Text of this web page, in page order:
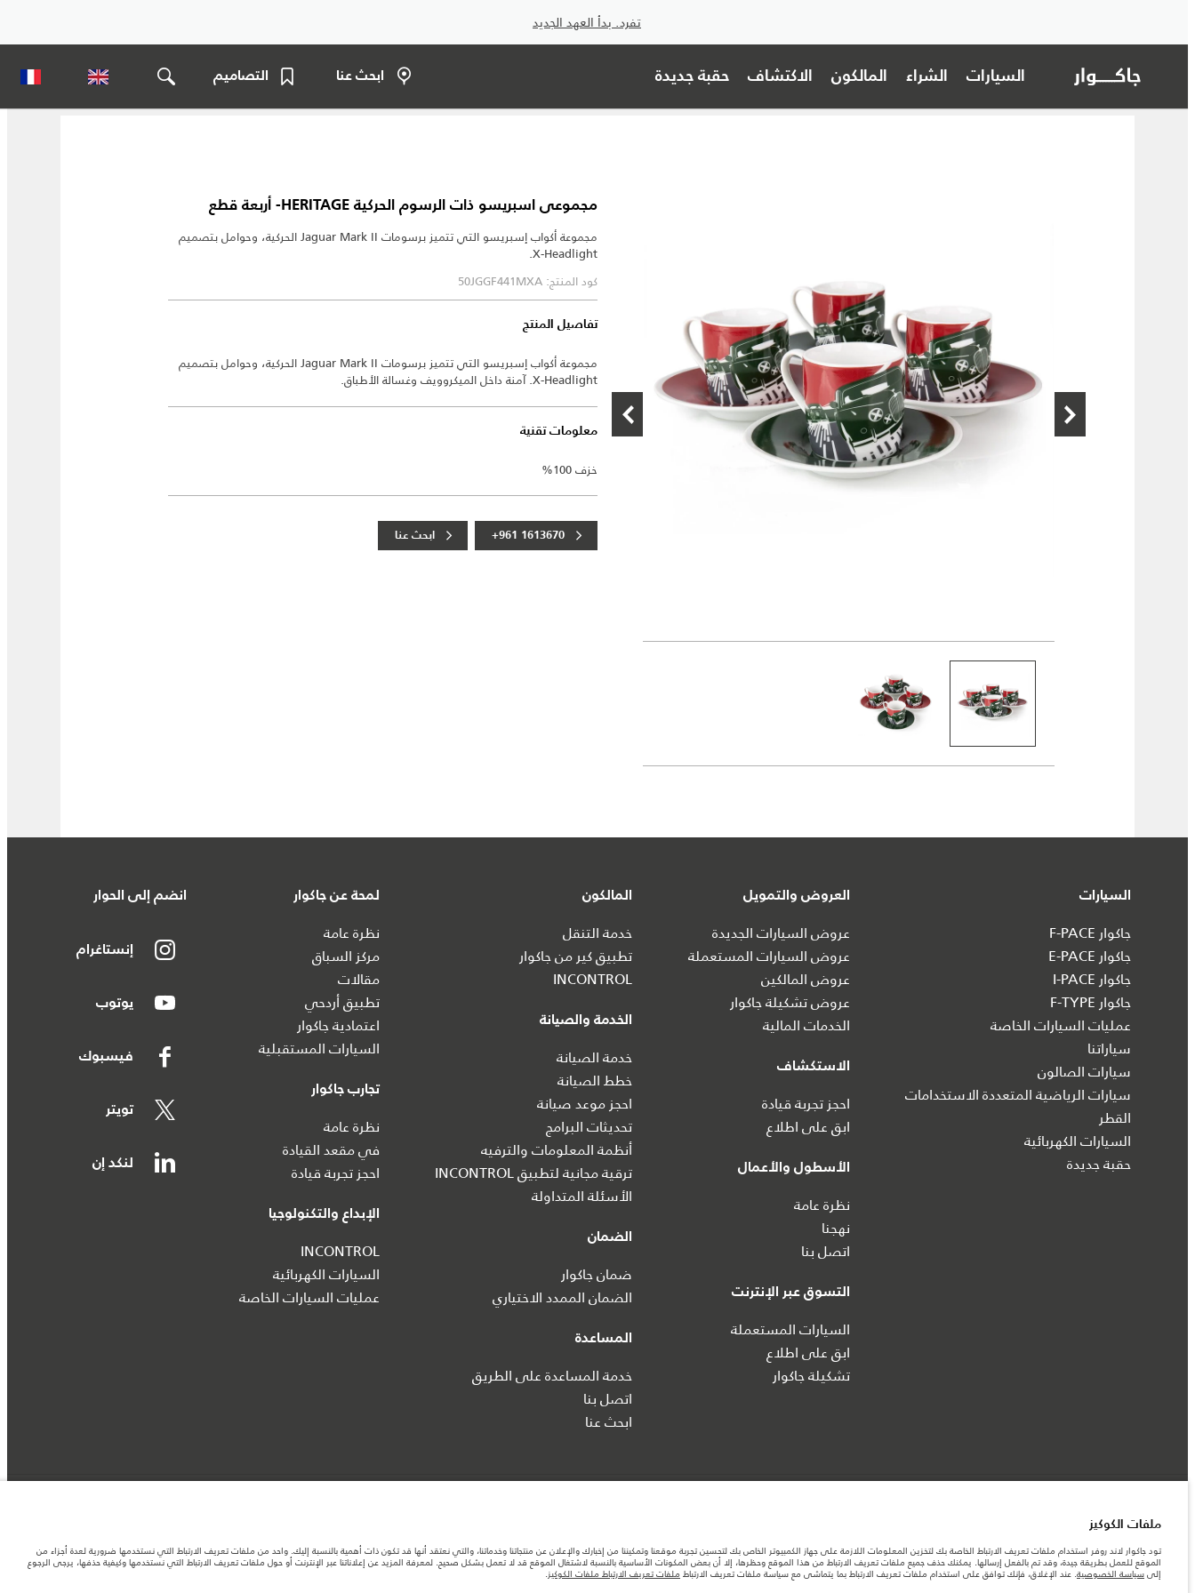
تفرد. بدأ العهد الجديد
السيارات الشراء المالكون الاكتشاف حقبة جديدة ابحث عنا التصاميم
مجموعى اسبريسو ذات الرسوم الحركية HERITAGE- أربعة قطع
مجموعة أكواب إسبريسو التي تتميز برسومات Jaguar Mark II الحركية، وحوامل بتصميم
X-Headlight.
كود المنتج: 50JGGF441MXA
تفاصيل المنتج
مجموعة أكواب إسبريسو التي تتميز برسومات Jaguar Mark II الحركية، وحوامل بتصميم
X-Headlight. آمنة داخل الميكروويف وغسالة الأطباق.
معلومات تقنية
خزف 100%
+961 1613670 ابحث عنا
السيارات
جاكوار F-PACE
جاكوار E-PACE
جاكوار I‑PACE
جاكوار F-TYPE
عمليات السيارات الخاصة
سياراتنا
سيارات الصالون
سيارات الرياضية المتعددة الاستخدامات
القطر
السيارات الكهربائية
حقبة جديدة
العروض والتمويل
عروض السيارات الجديدة
عروض السيارات المستعملة
عروض المالكين
عروض تشكيلة جاكوار
الخدمات المالية
الاستكشاف
احجز تجربة قيادة
ابق على اطلاع
الأسطول والأعمال
نظرة عامة
نهجنا
اتصل بنا
التسوق عبر الإنترنت
السيارات المستعملة
ابق على اطلاع
تشكيلة جاكوار
المالكون
خدمة التنقل
تطبيق كير من جاكوار
INCONTROL
الخدمة والصيانة
خدمة الصيانة
خطط الصيانة
احجز موعد صيانة
تحديثات البرامج
أنظمة المعلومات والترفيه
ترقية مجانية لتطبيق INCONTROL
الأسئلة المتداولة
الضمان
ضمان جاكوار
الضمان الممدد الاختياري
المساعدة
خدمة المساعدة على الطريق
اتصل بنا
ابحث عنا
لمحة عن جاكوار
نظرة عامة
مركز السباق
مقالات
تطبيق أردحي
اعتمادية جاكوار
السيارات المستقبلية
تجارب جاكوار
نظرة عامة
في مقعد القيادة
احجز تجربة قيادة
الإبداع والتكنولوجيا
INCONTROL
السيارات الكهربائية
عمليات السيارات الخاصة
انضم إلى الحوار
إنستاغرام
يوتوب
فيسبوك
تويتر
لنكد إن
© جاكوار لاند روڨر المحدودة 2026
ملفات الكوكيز
تود جاكوار لاند روفر استخدام ملفات تعريف الارتباط الخاصة بك لتخزين المعلومات اللازمة على جهاز الكمبيوتر الخاص بك لتحسين تجربة موقعنا وتمكيننا من إخبارك والإعلان عن منتجاتنا وخدماتنا، والتي نعتقد أنها قد تكون ذات أهمية بالنسبة إليك. واحد من ملفات تعريف الارتباط التي نستخدمها ضرورية لعدة أجزاء من
الموقع للعمل بطريقة جيدة، وقد تم بالفعل إرسالها. يمكنك حذف جميع ملفات تعريف الارتباط من هذا الموقع وحظرها، إلا أن بعض المكونات الأساسية بالنسبة لاشتغال الموقع قد لا تعمل بشكل صحيح. لمعرفة المزيد عن إعلاناتنا عبر الإنترنت أو حول ملفات تعريف الارتباط التي نستخدمها وكيفية حذفها، يرجى الرجوع
إلى سياسة الخصوصية. عند الإغلاق، فإنك توافق على استخدام ملفات تعريف الارتباط بما يتماشى مع سياسة ملفات تعريف الارتباط ملفات تعريف الارتباط ملفات الكوكيز.